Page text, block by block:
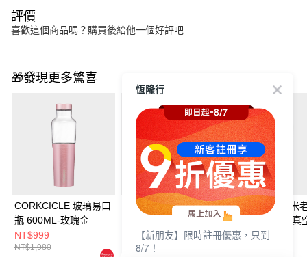
評價
喜歡這個商品嗎？購買後給他一個好評吧
🎁發現更多驚喜
CORKCICLE 玻璃易口
瓶 600ML-玫瑰金
NT$999
NT$1,980
CORKCICLE 玻璃易口
瓶 600ML-香檳金
NT$999
NT$1,980
CORKCICLE 米
樂部系列 三層真
口瓶 475ML-復
NT$840
恆隆行
【新朋友】限時註冊優惠，只到
8/7！